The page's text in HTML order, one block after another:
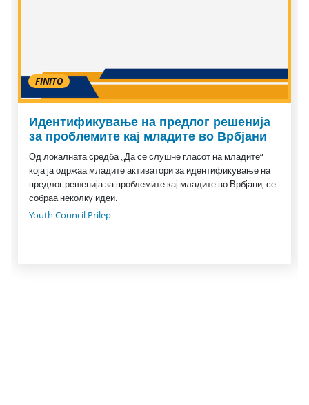
FINITO
Идентификување на предлог решенија
за проблемите кај младите во Врбјани
Од локалната средба „Да се слушне гласот на младите“
која ја одржаа младите активатори за идентификување на
предлог решенија за проблемите кај младите во Врбјани, се
собраа неколку идеи.
Youth Council Prilep